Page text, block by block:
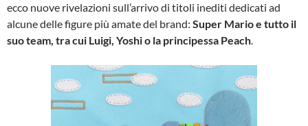
ecco nuove rivelazioni sull’arrivo di titoli inediti dedicati ad
alcune delle figure più amate del brand: Super Mario e tutto il
suo team, tra cui Luigi, Yoshi o la principessa Peach.